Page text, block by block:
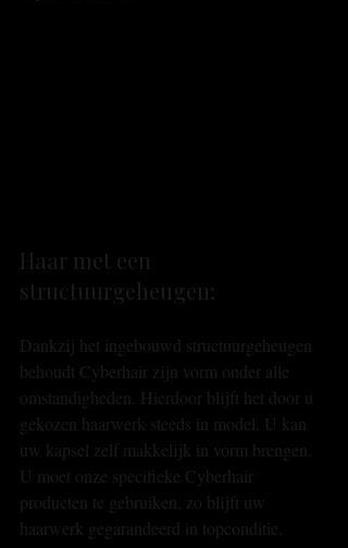
Haar met een
structuurgeheugen:
Dankzij het ingebouwd structuurgeheugen
behoudt Cyberhair zijn vorm onder alle
omstandigheden. Hierdoor blijft het door u
gekozen haarwerk steeds in model. U kan
uw kapsel zelf makkelijk in vorm brengen.
U moet onze specifieke Cyberhair
producten te gebruiken, zo blijft uw
haarwerk gegarandeerd in topconditie.